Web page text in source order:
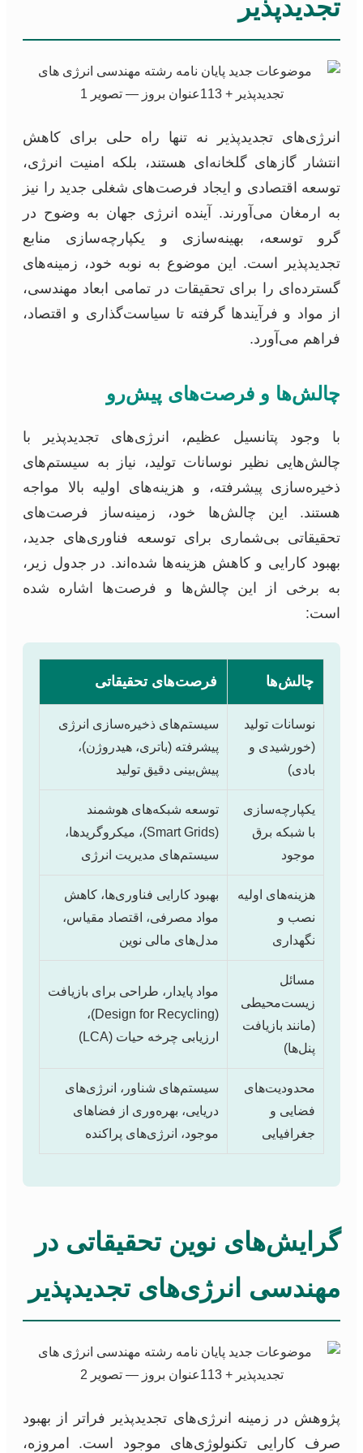
تجدیدپذیر
انرژی‌های تجدیدپذیر نه تنها راه حلی برای کاهش
انتشار گازهای گلخانه‌ای هستند، بلکه امنیت انرژی،
توسعه اقتصادی و ایجاد فرصت‌های شغلی جدید را نیز
به ارمغان می‌آورند. آینده انرژی جهان به وضوح در
گرو توسعه، بهینه‌سازی و یکپارچه‌سازی منابع
تجدیدپذیر است. این موضوع به نوبه خود، زمینه‌های
گسترده‌ای را برای تحقیقات در تمامی ابعاد مهندسی،
از مواد و فرآیندها گرفته تا سیاست‌گذاری و اقتصاد،
فراهم می‌آورد.
چالش‌ها و فرصت‌های پیش‌رو
با وجود پتانسیل عظیم، انرژی‌های تجدیدپذیر با
چالش‌هایی نظیر نوسانات تولید، نیاز به سیستم‌های
ذخیره‌سازی پیشرفته، و هزینه‌های اولیه بالا مواجه
هستند. این چالش‌ها خود، زمینه‌ساز فرصت‌های
تحقیقاتی بی‌شماری برای توسعه فناوری‌های جدید،
بهبود کارایی و کاهش هزینه‌ها شده‌اند. در جدول زیر،
به برخی از این چالش‌ها و فرصت‌ها اشاره شده
است:
چالش‌ها فرصت‌های تحقیقاتی
نوسانات تولید
(خورشیدی و
بادی)
سیستم‌های ذخیره‌سازی انرژی
پیشرفته (باتری، هیدروژن)،
پیش‌بینی دقیق تولید
یکپارچه‌سازی
با شبکه برق
موجود
توسعه شبکه‌های هوشمند
(Smart Grids)، میکروگریدها،
سیستم‌های مدیریت انرژی
هزینه‌های اولیه
نصب و
نگهداری
بهبود کارایی فناوری‌ها، کاهش
مواد مصرفی، اقتصاد مقیاس،
مدل‌های مالی نوین
مسائل
زیست‌محیطی
(مانند بازیافت
پنل‌ها)
مواد پایدار، طراحی برای بازیافت
(Design for Recycling)،
ارزیابی چرخه حیات (LCA)
محدودیت‌های
فضایی و
جغرافیایی
سیستم‌های شناور، انرژی‌های
دریایی، بهره‌وری از فضاهای
موجود، انرژی‌های پراکنده
گرایش‌های نوین تحقیقاتی در
مهندسی انرژی‌های تجدیدپذیر
پژوهش در زمینه انرژی‌های تجدیدپذیر فراتر از بهبود
صرف کارایی تکنولوژی‌های موجود است. امروزه،